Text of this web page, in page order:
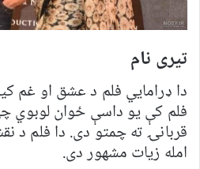
تیری نام
دا ډرامایي فلم د عشق او غم
فلم کې یو داسې ځوان لوبوي
قربانۍ ته چمتو دی. دا فلم د
امله زیات مشهور دی.